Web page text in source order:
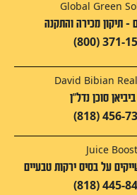
Global Green
- תיקון מכירה והתקנה
(800) 371-
David Bibian
סוכן נדל"ן
(818) 456-
Juice Boost
על בסיס ירקות טבעיים
(818) 445-